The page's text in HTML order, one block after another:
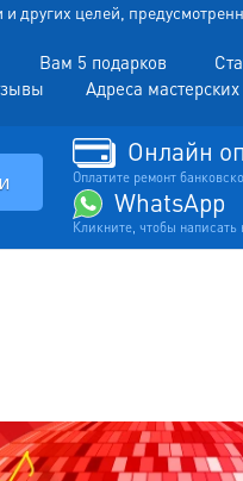
других целей,
Вам 5 подарков
Адреса мастерских
Онлайн
Оплатите ремонт
WhatsApp
Кликните, чтобы написать